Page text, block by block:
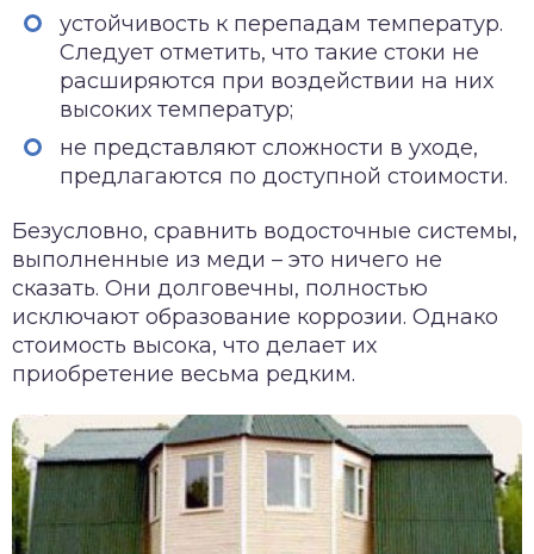
устойчивость к перепадам температур.
Следует отметить, что такие стоки не
расширяются при воздействии на них
высоких температур;
не представляют сложности в уходе,
предлагаются по доступной стоимости.
Безусловно, сравнить водосточные системы,
выполненные из меди – это ничего не
сказать. Они долговечны, полностью
исключают образование коррозии. Однако
стоимость высока, что делает их
приобретение весьма редким.